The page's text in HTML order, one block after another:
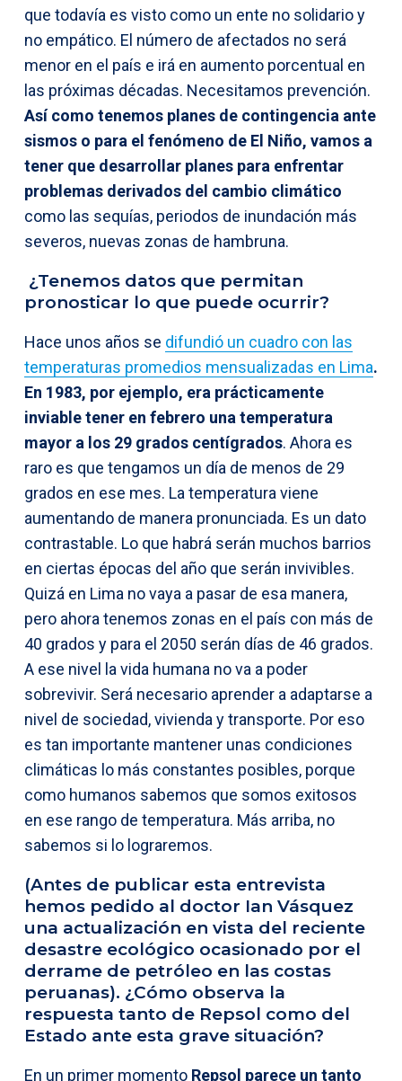
que todavía es visto como un ente no solidario y
no empático. El número de afectados no será
menor en el país e irá en aumento porcentual en
las próximas décadas. Necesitamos prevención.
Así como tenemos planes de contingencia ante
sismos o para el fenómeno de El Niño, vamos a
tener que desarrollar planes para enfrentar
problemas derivados del cambio climático
como las sequías, periodos de inundación más
severos, nuevas zonas de hambruna.
¿Tenemos datos que permitan
pronosticar lo que puede ocurrir?
Hace unos años se difundió un cuadro con las
temperaturas promedios mensualizadas en Lima.
En 1983, por ejemplo, era prácticamente
inviable tener en febrero una temperatura
mayor a los 29 grados centígrados. Ahora es
raro es que tengamos un día de menos de 29
grados en ese mes. La temperatura viene
aumentando de manera pronunciada. Es un dato
contrastable. Lo que habrá serán muchos barrios
en ciertas épocas del año que serán invivibles.
Quizá en Lima no vaya a pasar de esa manera,
pero ahora tenemos zonas en el país con más de
40 grados y para el 2050 serán días de 46 grados.
A ese nivel la vida humana no va a poder
sobrevivir. Será necesario aprender a adaptarse a
nivel de sociedad, vivienda y transporte. Por eso
es tan importante mantener unas condiciones
climáticas lo más constantes posibles, porque
como humanos sabemos que somos exitosos
en ese rango de temperatura. Más arriba, no
sabemos si lo lograremos.
(Antes de publicar esta entrevista
hemos pedido al doctor Ian Vásquez
una actualización en vista del reciente
desastre ecológico ocasionado por el
derrame de petróleo en las costas
peruanas). ¿Cómo observa la
respuesta tanto de Repsol como del
Estado ante esta grave situación?
En un primer momento Repsol parece un tanto